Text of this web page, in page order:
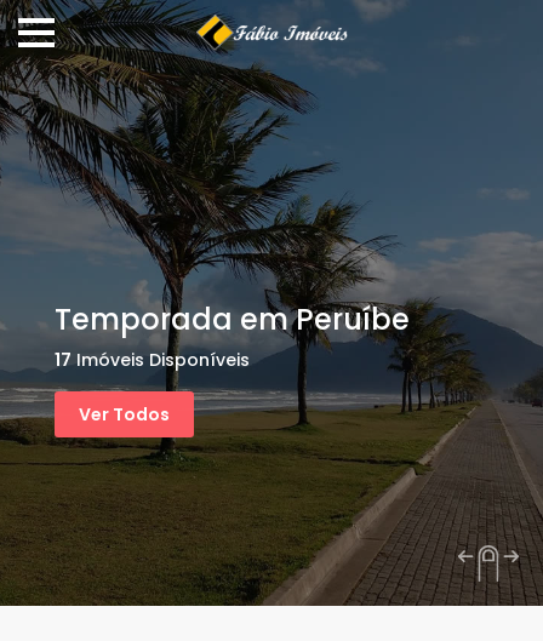
Temporada em Peruíbe
17Imóveis Disponíveis
Ver Todos